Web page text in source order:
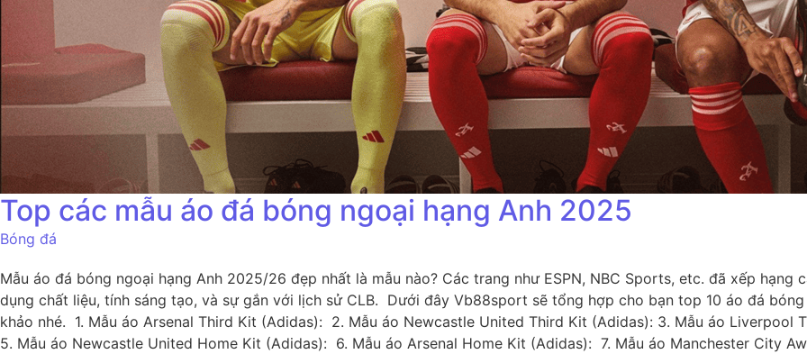
Top các mẫu áo đá bóng ngoại hạng Anh 2025
Bóng đá
Mẫu áo đá bóng ngoại hạng Anh 2025/26 đẹp nhất là mẫu nào? Các trang như ESPN, NBC Sports, etc. đã xếp
dụng chất liệu, tính sáng tạo, và sự gắn với lịch sử CLB. Dưới đây Vb88sport sẽ tổng hợp cho bạn top 10 áo đá
khảo nhé. 1. Mẫu áo Arsenal Third Kit (Adidas): 2. Mẫu áo Newcastle United Third Kit (Adidas): 3. Mẫu áo Liverpool
5. Mẫu áo Newcastle United Home Kit (Adidas): 6. Mẫu áo Arsenal Home Kit (Adidas): 7. Mẫu áo Manchester City